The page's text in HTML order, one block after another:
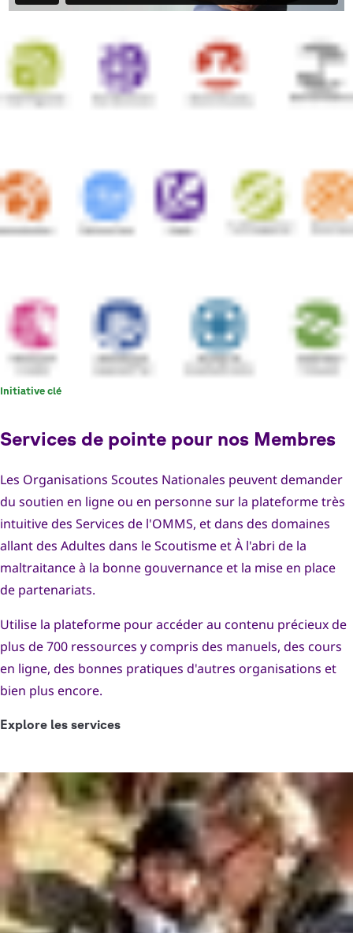
Initiative clé
Services de pointe pour nos Membres
Les Organisations Scoutes Nationales peuvent demander
du soutien en ligne ou en personne sur la plateforme très
intuitive des Services de l'OMMS, et dans des domaines
allant des Adultes dans le Scoutisme et À l'abri de la
maltraitance à la bonne gouvernance et la mise en place
de partenariats.
Utilise la plateforme pour accéder au contenu précieux de
plus de 700 ressources y compris des manuels, des cours
en ligne, des bonnes pratiques d'autres organisations et
bien plus encore.
Explore les services